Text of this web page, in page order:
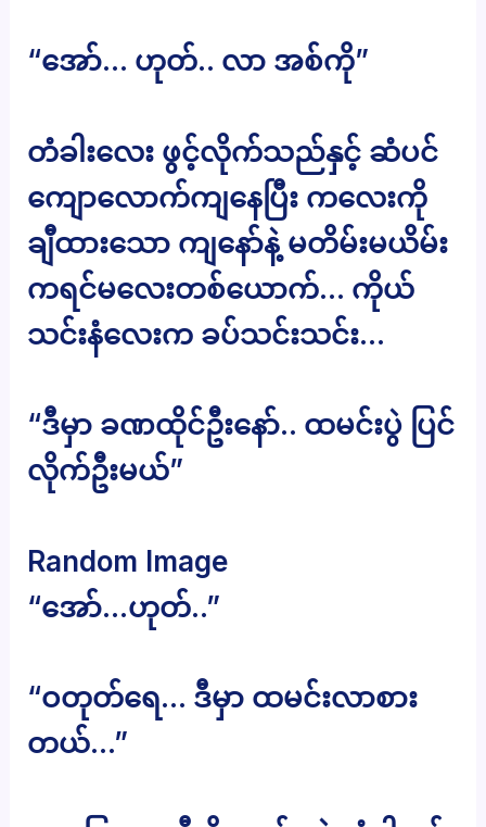
“အော်… ဟုတ်.. လာ အစ်ကို”
တံခါးလေး ဖွင့်လိုက်သည်နှင့် ဆံပင်
ကျောလောက်ကျနေပြီး ကလေးကို
ချီထားသော ကျနော်နဲ့ မတိမ်းမယိမ်း
ကရင်မလေးတစ်ယောက်… ကိုယ်
သင်းနံလေးက ခပ်သင်းသင်း…
“ဒီမှာ ခဏထိုင်ဦးနော်.. ထမင်းပွဲ ပြင်
လိုက်ဦးမယ်”
Random Image
“အော်…ဟုတ်..”
“ဝတုတ်ရေ… ဒီမှာ ထမင်းလာစား
တယ်…”